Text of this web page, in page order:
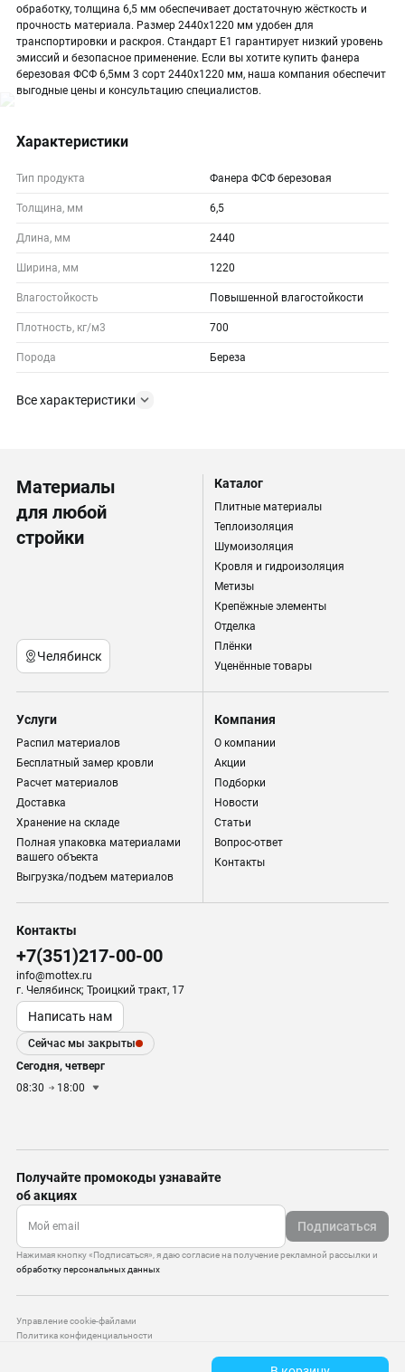
обработку, толщина 6,5 мм обеспечивает достаточную жёсткость и
прочность материала. Размер 2440х1220 мм удобен для
транспортировки и раскроя. Стандарт Е1 гарантирует низкий уровень
эмиссий и безопасное применение. Если вы хотите купить фанера
березовая ФСФ 6,5мм 3 сорт 2440х1220 мм, наша компания обеспечит
выгодные цены и консультацию специалистов.
Характеристики
Тип продукта Фанера ФСФ березовая
Толщина, мм 6,5
Длина, мм 2440
Ширина, мм 1220
Влагостойкость Повышенной влагостойкости
Плотность, кг/м3 700
Порода Береза
Все характеристики
Материалы
для любой
стройки
Челябинск
Каталог
Плитные материалы
Теплоизоляция
Шумоизоляция
Кровля и гидроизоляция
Метизы
Крепёжные элементы
Отделка
Плёнки
Уценённые товары
Услуги
Распил материалов
Бесплатный замер кровли
Расчет материалов
Доставка
Хранение на складе
Полная упаковка материалами
вашего объекта
Выгрузка/подъем материалов
Компания
О компании
Акции
Подборки
Новости
Статьи
Вопрос-ответ
Контакты
Контакты
+7(351)217-00-00
info@mottex.ru
г. Челябинск; Троицкий тракт, 17
Написать нам
Сейчас мы закрыты
Сегодня, четверг
08:30
18:00
Получайте промокоды узнавайте
об акциях
Подписаться
Нажимая кнопку «Подписаться», я даю согласие на получение рекламной рассылки и
обработку персональных данных
Управление cookie-файлами
Политика конфиденциальности